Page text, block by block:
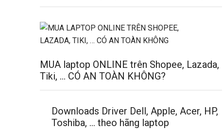
MUA laptop ONLINE trên Shopee, Lazada,
Tiki, … CÓ AN TOÀN KHÔNG?
Downloads Driver Dell, Apple, Acer, HP,
Toshiba, … theo hãng laptop